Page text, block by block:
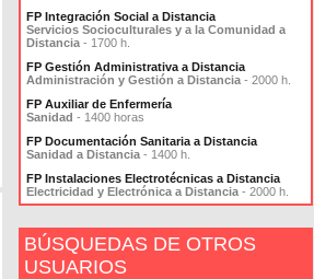
FP Integración Social a Distancia
Servicios Socioculturales y a la Comunidad a
Distancia - 1700 h.
FP Gestión Administrativa a Distancia
Administración y Gestión a Distancia - 2000 h.
FP Auxiliar de Enfermería
Sanidad - 1400 horas
FP Documentación Sanitaria a Distancia
Sanidad a Distancia - 1400 h.
FP Instalaciones Electrotécnicas a Distancia
Electricidad y Electrónica a Distancia - 2000 h.
BÚSQUEDAS DE OTROS
USUARIOS